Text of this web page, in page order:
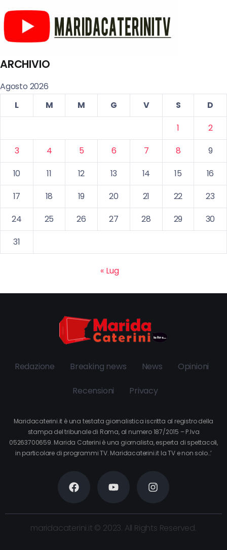
ARCHIVIO
Agosto 2026
L
M M G V S
D
1
2
3
4 5 6 7 8
9
10
11 12 13 14 15
16
17
18 19 20 21 22
23
24
25 26 27 28 29
30
31
« Lug
Redazione Breaking news News Opinioni
Recensioni Privacy
Maridacaterini.it è una testata giornalistica iscritta al registro della
stampa del tribunale di Roma, al numero 187/2015 – P.Iva
05263700659. Marida Caterini è una giornalista, esperta di spettacoli,
in particolare di programmi TV. Maridacaterini.it la TV e non solo…’
maridacaterini.it © 2023. All Rights Reserved.